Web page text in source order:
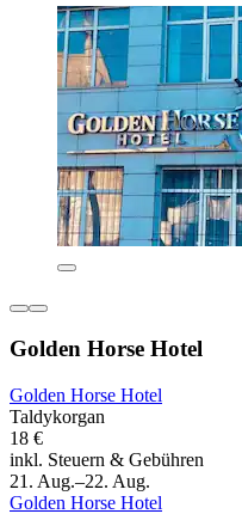
Golden Horse Hotel
Golden Horse Hotel
Taldykorgan
18 €
inkl. Steuern & Gebühren
21. Aug.–22. Aug.
Golden Horse Hotel